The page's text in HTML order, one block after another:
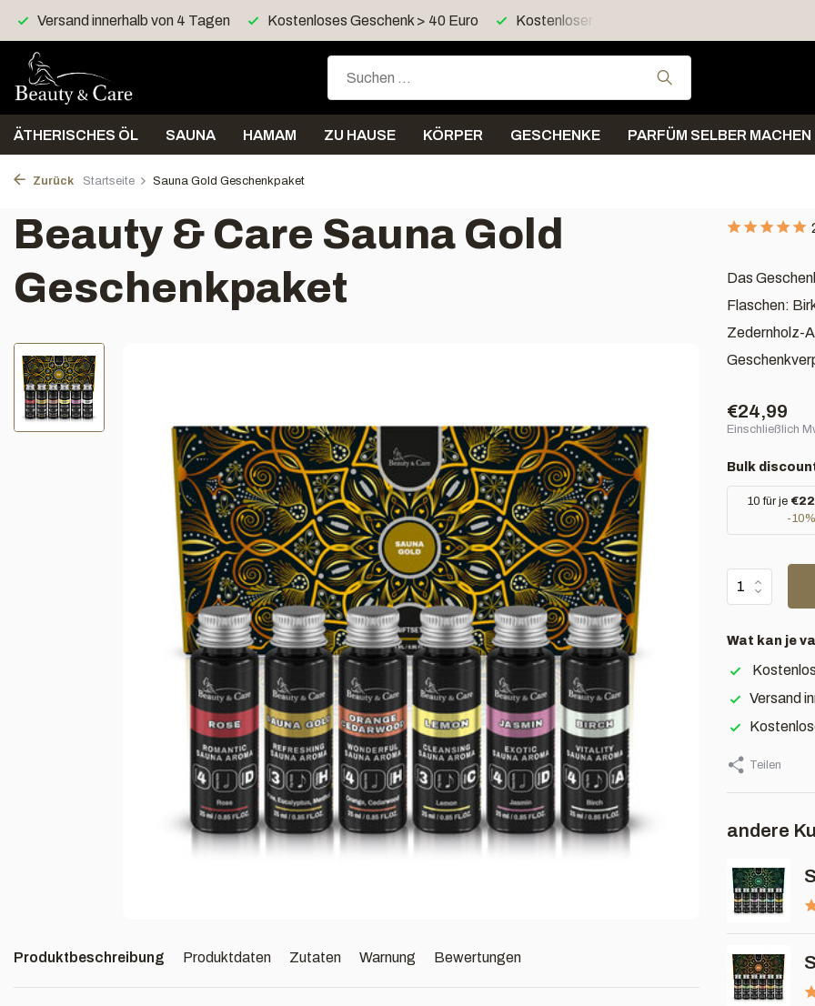
Kostenloses Geschenk > 40 Euro Kostenloser Versand > 60 Euro in Deutschland
ÄTHERISCHES ÖL SAUNA HAMAM ZU HAUSE KÖRPER GESCHENKE PARFÜM SELBER MACHEN
Zurück Startseite Sauna Gold Geschenkpaket
Beauty & Care Sauna Gold
Geschenkpaket
Produktbeschreibung Produktdaten Zutaten Warnung Bewertungen
Das
Flaschen:
Zedernholz-
€24,99
Einschließlich
Bulk
10 für je
-10%
Wat kan je
Versand
Teilen
andere